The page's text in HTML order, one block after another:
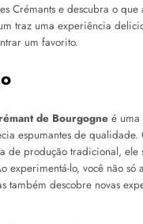
Crémants e descubra o
traz uma experiência
um favorito.
de Bourgogne é uma
espumantes de qualidade.
de produção tradicional, ele
experimentá-lo, você não
também descobre novas